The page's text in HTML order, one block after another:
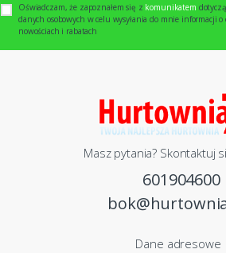
Oświadczam, że zapoznałem się z komunikatem
danych osobowych w celu wysyłania do mnie informacji
nowościach i rabatach
Masz pytania? Skontaktuj
601904600
Dane adresowe